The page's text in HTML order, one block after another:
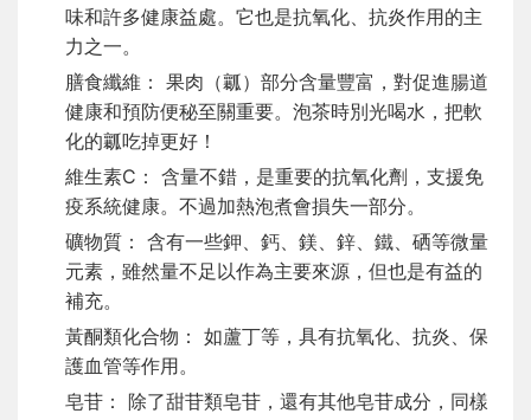
味和許多健康益處。它也是抗氧化、抗炎作用的主
力之一。
膳食纖維： 果肉（瓤）部分含量豐富，對促進腸道
健康和預防便秘至關重要。泡茶時別光喝水，把軟
化的瓤吃掉更好！
維生素C： 含量不錯，是重要的抗氧化劑，支援免
疫系統健康。不過加熱泡煮會損失一部分。
礦物質： 含有一些鉀、鈣、鎂、鋅、鐵、硒等微量
元素，雖然量不足以作為主要來源，但也是有益的
補充。
黃酮類化合物： 如蘆丁等，具有抗氧化、抗炎、保
護血管等作用。
皂苷： 除了甜苷類皂苷，還有其他皂苷成分，同樣